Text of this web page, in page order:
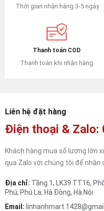
Thời gian nhận hàng 3-5 ngày
Thanh toán COD
Thanh toán khi nhận hàng
Liên hệ đặt hàng
Điện thoại & Zalo:
Khách hàng mua số lượng lớn
qua Zalo với chúng tôi để
Địa chỉ: Tầng 1, LK39 TT16,
Phú, Phú La, Hà Đông, Hà Nội
Email: